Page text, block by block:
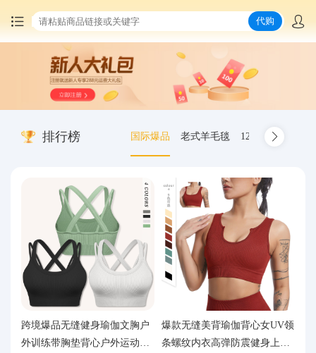
中国商品代购
集运服务
最新公告
物流资讯
代购问答
代购
排行榜 国际爆品 老式羊毛毯 12.00-20 truck
跨境爆品无缝健身瑜伽文胸户
外训练带胸垫背心户外运动瑜
爆款无缝美背瑜伽背心女UV领
条螺纹内衣高弹防震健身上装